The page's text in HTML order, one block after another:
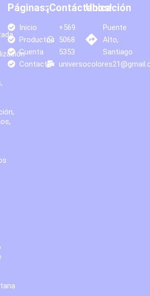
Páginas:
Inicio
Productos
Cuenta
Contacto
¡Contáctanos!
+569
5068
5353
Ubicación
Puente
Alto,
Santiago